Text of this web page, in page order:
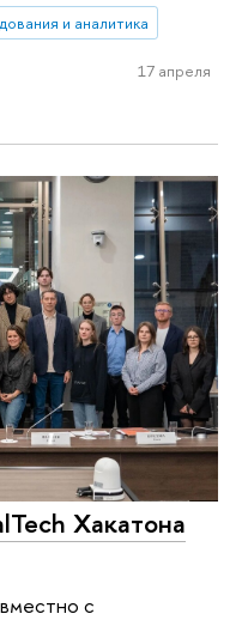
и аналитика
17 апреля
Хакатона
с